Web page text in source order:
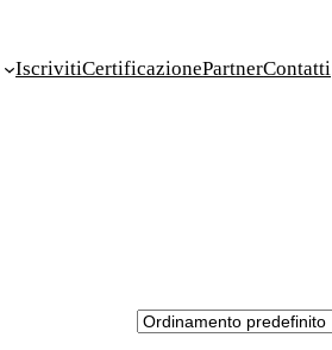
IscrivitiCertificazionePartnerContatti